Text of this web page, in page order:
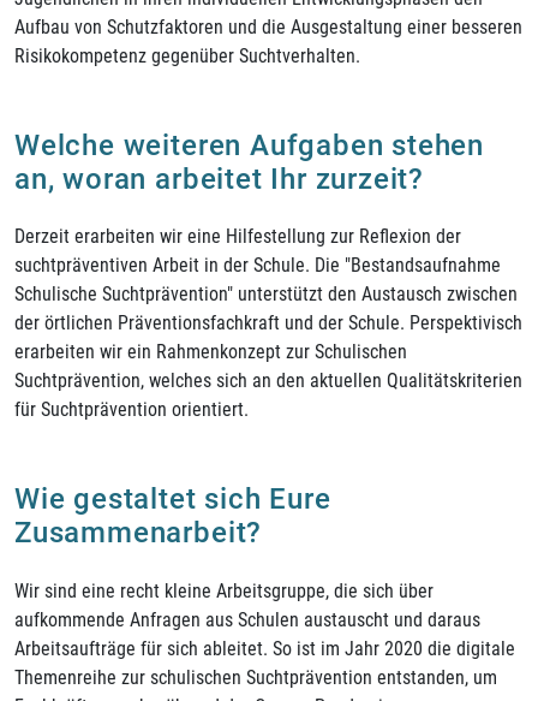
Aufbau von Schutzfaktoren und die Ausgestaltung einer besseren
Risikokompetenz gegenüber Suchtverhalten.
Welche weiteren Aufgaben stehen
an, woran arbeitet Ihr zurzeit?
Derzeit erarbeiten wir eine Hilfestellung zur Reflexion der
suchtpräventiven Arbeit in der Schule. Die "Bestandsaufnahme
Schulische Suchtprävention" unterstützt den Austausch zwischen
der örtlichen Präventionsfachkraft und der Schule. Perspektivisch
erarbeiten wir ein Rahmenkonzept zur Schulischen
Suchtprävention, welches sich an den aktuellen Qualitätskriterien
für Suchtprävention orientiert.
Wie gestaltet sich Eure
Zusammenarbeit?
Wir sind eine recht kleine Arbeitsgruppe, die sich über
aufkommende Anfragen aus Schulen austauscht und daraus
Arbeitsaufträge für sich ableitet. So ist im Jahr 2020 die digitale
Themenreihe zur schulischen Suchtprävention entstanden, um